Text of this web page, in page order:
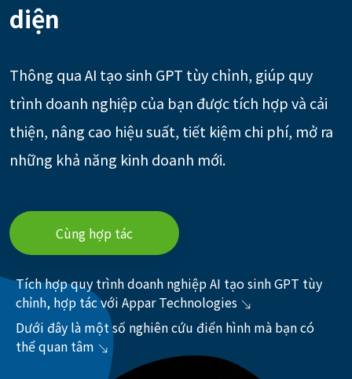
diện
Thông qua AI tạo sinh GPT tùy chỉnh, giúp quy
trình doanh nghiệp của bạn được tích hợp và cải
thiện, nâng cao hiệu suất, tiết kiệm chi phí, mở ra
những khả năng kinh doanh mới.
Cùng hợp tác
Tích hợp quy trình doanh nghiệp AI tạo sinh GPT tùy
chỉnh, hợp tác với Appar Technologies
Dưới đây là một số nghiên cứu điển hình mà bạn có
thể quan tâm